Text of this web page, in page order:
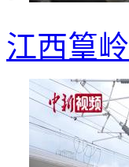
江西篁